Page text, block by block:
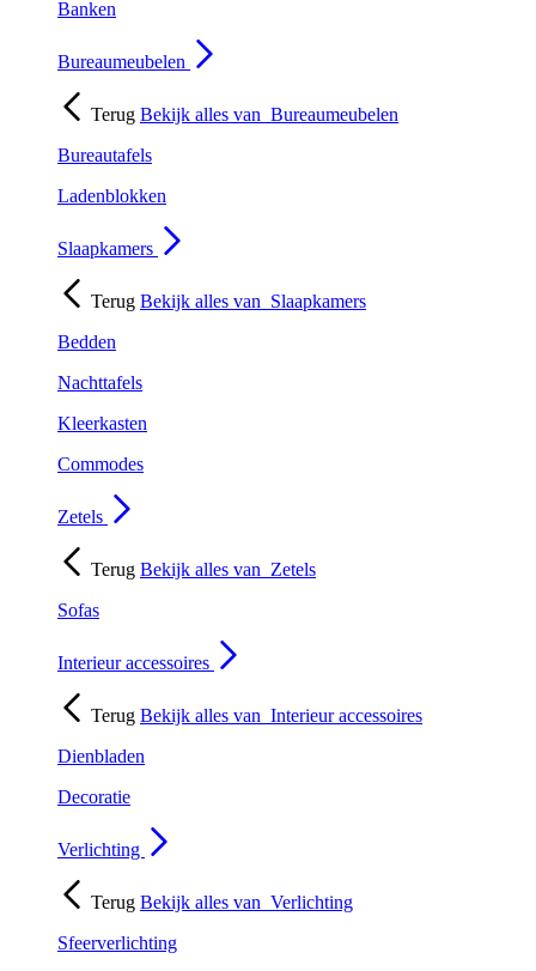
Banken
Bureaumeubelen
Terug Bekijk alles van Bureaumeubelen
Bureautafels
Ladenblokken
Slaapkamers
Terug Bekijk alles van Slaapkamers
Bedden
Nachttafels
Kleerkasten
Commodes
Zetels
Terug Bekijk alles van Zetels
Sofas
Interieur accessoires
Terug Bekijk alles van Interieur accessoires
Dienbladen
Decoratie
Verlichting
Terug Bekijk alles van Verlichting
Sfeerverlichting